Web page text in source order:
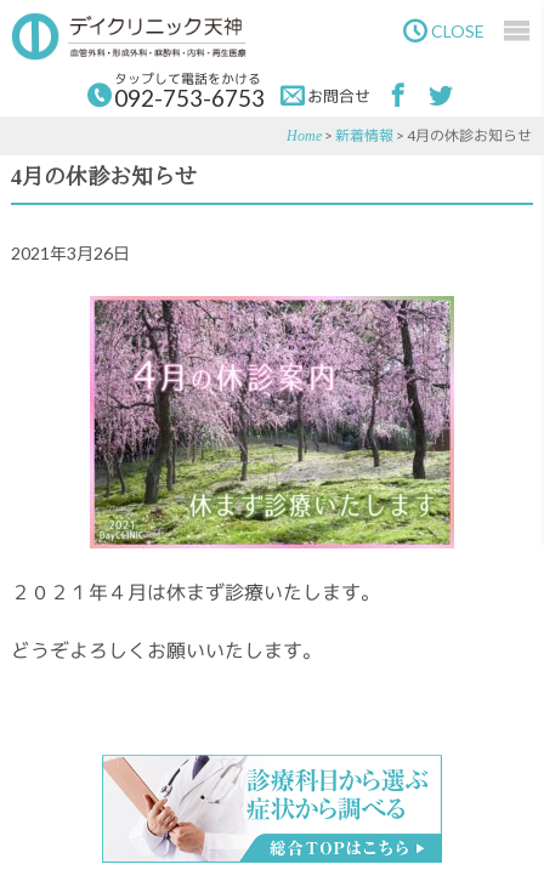
to
main
content
to
primary
sidebar
タップして電話をかける
092-753-6753 お問合せ
CLOSE
Home > 新着情報 > 4月の休診お知らせ
4月の休診お知らせ
2021年3月26日
２０２１年４月は休まず診療いたします。
どうぞよろしくお願いいたします。